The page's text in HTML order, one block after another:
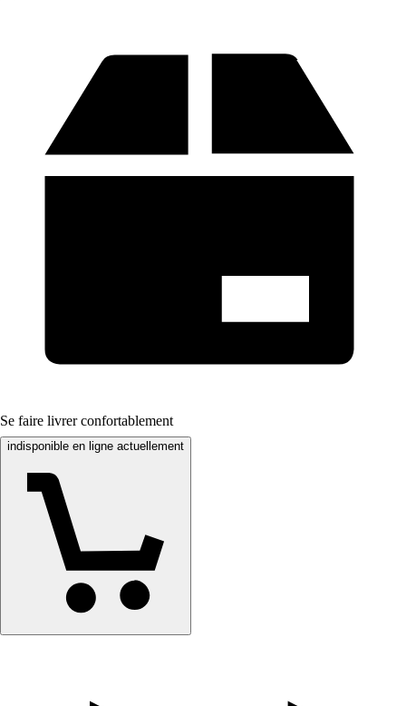
Se faire livrer confortablement
indisponible en ligne actuellement